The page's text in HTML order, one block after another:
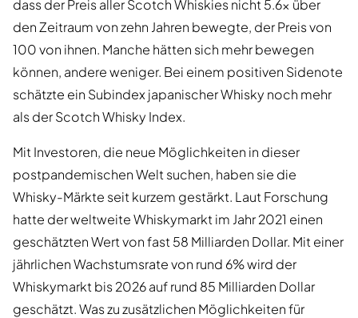
dass der Preis aller Scotch Whiskies nicht 5.6x über
den Zeitraum von zehn Jahren bewegte, der Preis von
100 von ihnen. Manche hätten sich mehr bewegen
können, andere weniger. Bei einem positiven Sidenote
schätzte ein Subindex japanischer Whisky noch mehr
als der Scotch Whisky Index.
Mit Investoren, die neue Möglichkeiten in dieser
postpandemischen Welt suchen, haben sie die
Whisky-Märkte seit kurzem gestärkt. Laut Forschung
hatte der weltweite Whiskymarkt im Jahr 2021 einen
geschätzten Wert von fast 58 Milliarden Dollar. Mit einer
jährlichen Wachstumsrate von rund 6% wird der
Whiskymarkt bis 2026 auf rund 85 Milliarden Dollar
geschätzt. Was zu zusätzlichen Möglichkeiten für